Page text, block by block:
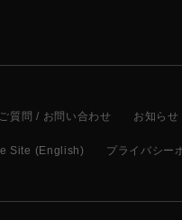
質問 / お問い合わせ お知らせ
Site (English) プライバシー